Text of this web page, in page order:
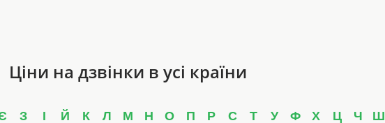
Ціни на дзвінки в усі країни
З І Й К Л М Н О П Р С Т У Ф Х Ц Ч Ш